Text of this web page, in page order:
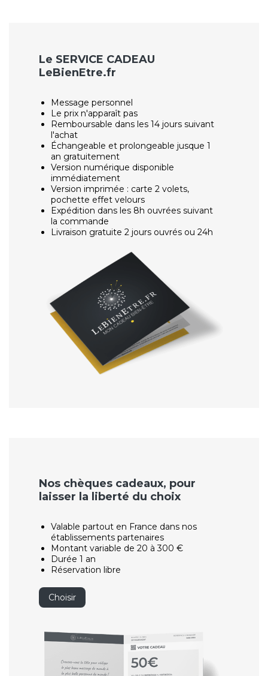
Le SERVICE CADEAU
LeBienEtre.fr
Message personnel
Le prix n'apparaît pas
Remboursable dans les 14 jours suivant
l'achat
Échangeable et prolongeable jusque 1
an gratuitement
Version numérique disponible
immédiatement
Version imprimée : carte 2 volets,
pochette effet velours
Expédition dans les 8h ouvrées suivant
la commande
Livraison gratuite 2 jours ouvrés ou 24h
Nos chèques cadeaux, pour
laisser la liberté du choix
Valable partout en France dans nos
établissements partenaires
Montant variable de 20 à 300 €
Durée 1 an
Réservation libre
Choisir